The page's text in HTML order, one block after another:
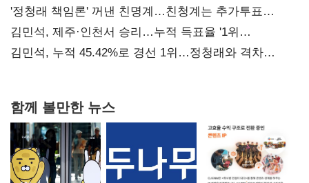
사과부터"
'정청래 책임론' 꺼낸 친명계…친청계는 추가투표
때리기
김민석, 제주·인천서 승리…누적 득표율 '1위
탈환'(종합)
김민석, 누적 45.42%로 경선 1위…정청래와 격차
함께 볼만한 뉴스